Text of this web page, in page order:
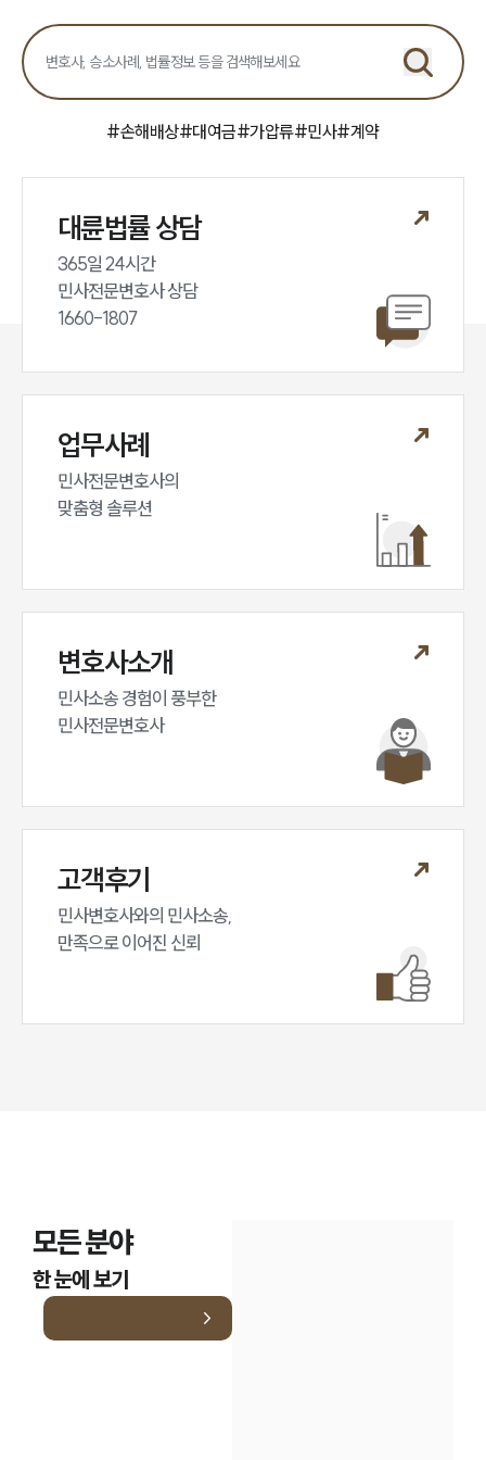
구성원 소개
소식/자료
세미나
대륜법률상담예약
#손해배상#대여금#가압류#민사#계약
대륜법률 상담
365일 24시간
민사전문변호사 상담
1660-1807
업무사례
민사전문변호사의
맞춤형 솔루션
변호사소개
민사소송 경험이 풍부한
민사전문변호사
고객후기
민사변호사와의 민사소송,
만족으로 이어진 신뢰
모든 분야
한 눈에 보기